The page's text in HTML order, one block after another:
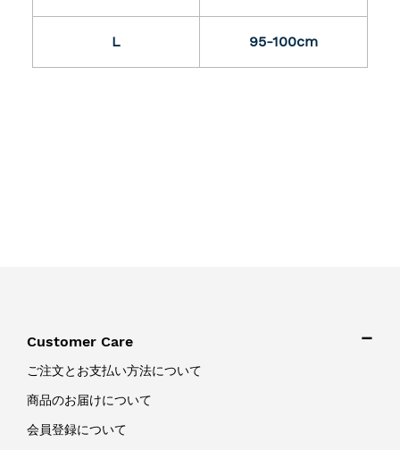
L 95-100cm
Customer Care
ご注文とお支払い方法について
商品のお届けについて
会員登録について